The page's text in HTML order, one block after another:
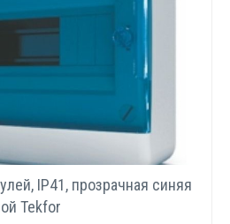
IP41, прозрачная синяя
Tekfor